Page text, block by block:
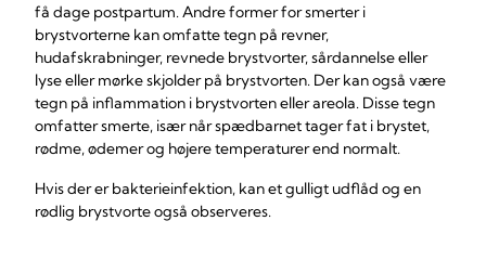
få dage postpartum. Andre former for smerter i
brystvorterne kan omfatte tegn på revner,
hudafskrabninger, revnede brystvorter, sårdannelse eller
lyse eller mørke skjolder på brystvorten. Der kan også være
tegn på inflammation i brystvorten eller areola. Disse tegn
omfatter smerte, især når spædbarnet tager fat i brystet,
rødme, ødemer og højere temperaturer end normalt.
Hvis der er bakterieinfektion, kan et gulligt udflåd og en
rødlig brystvorte også observeres.